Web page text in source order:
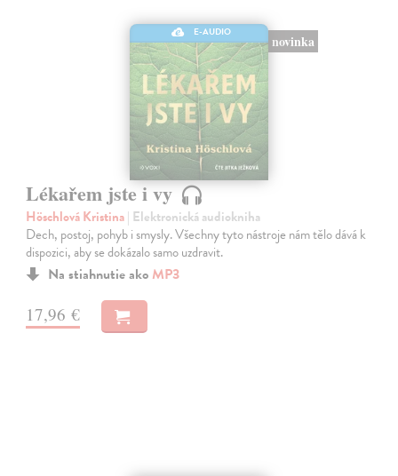
E-AUDIO
novinka
Lékařem jste i vy
Höschlová Kristina| Elektronická audiokniha
Dech, postoj, pohyb i smysly. Všechny tyto nástroje nám tělo dává k
dispozici, aby se dokázalo samo uzdravit.
Na stiahnutie ako MP3
17,96 €